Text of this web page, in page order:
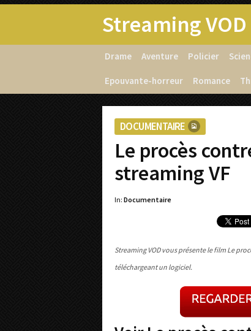
Streaming VOD
Drame Aventure Policier
Epouvante-horreur Romance
DOCUMENTAIRE
Le procès
streaming VF
In: Documentaire
Streaming VOD vous présente le film Le
téléchargeant un logiciel.